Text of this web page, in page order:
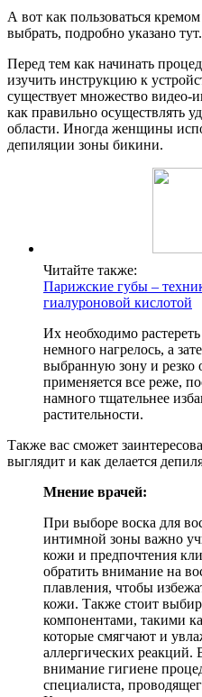
А вот как пользоваться
выбрать, подробно указано тут.
Перед тем как начинать
изучить инструкцию к
существует множество
как правильно осуществлять
области. Иногда женщины
депиляции зоны бикини.
Читайте также:
Парижские губы –
гиалуроновой кислотой
Их необходимо
немного нагрелось, а
выбранную зону и резко
применяется все реже,
намного тщательнее
растительности.
Также вас сможет
выглядит и как делается
Мнение врачей:
При выборе воска для
интимной зоны важно
кожи и предпочтения
обратить внимание на
плавления, чтобы
кожи. Также стоит
компонентами, такими
которые смягчают и
аллергических реакций.
внимание гигиене
специалиста,